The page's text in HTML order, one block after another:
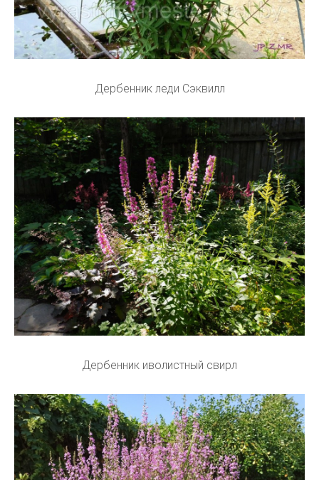
Дербенник леди Сэквилл
Дербенник иволистный свирл